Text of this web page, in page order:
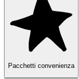
Pacchetti convenienza